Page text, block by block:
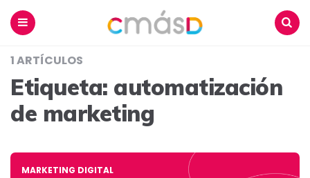
1 ARTÍCULOS
Etiqueta: automatización
de marketing
MARKETING DIGITAL